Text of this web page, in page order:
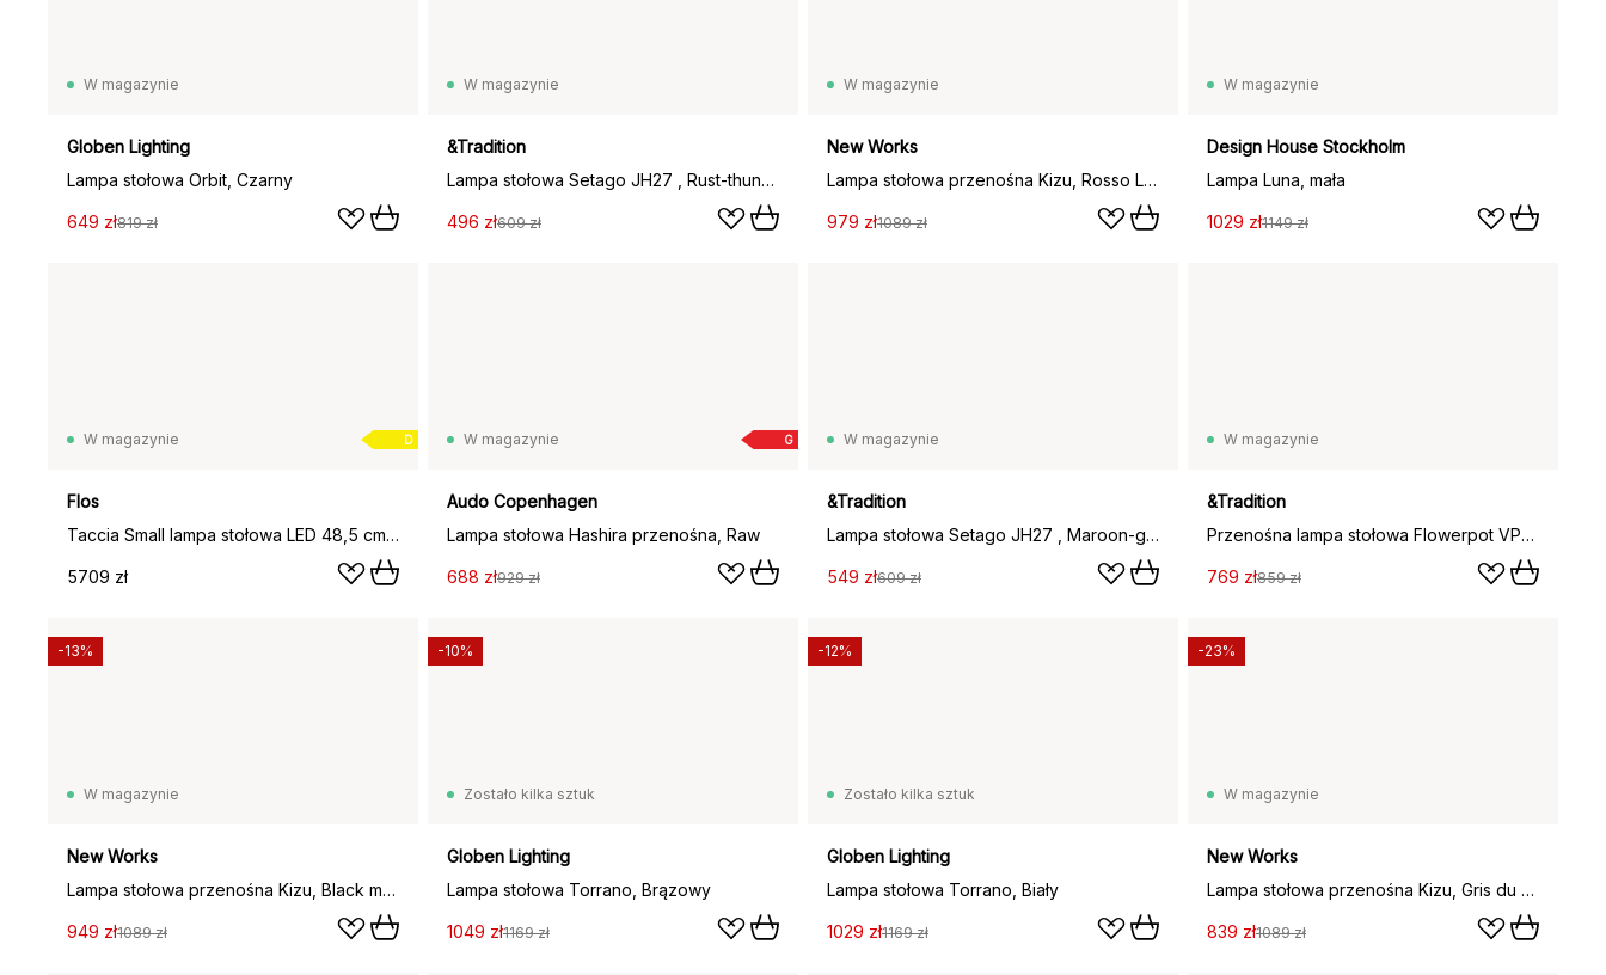
W magazynie
Globen Lighting
Lampa stołowa Orbit, Czarny
649 zł819 zł
W magazynie
&Tradition
Lampa stołowa Setago JH27 , Rust-thunder (ciemna pomarańcz)
496 zł609 zł
W magazynie
New Works
Lampa stołowa przenośna Kizu, Rosso Levanto
979 zł1089 zł
W magazynie
Design House Stockholm
Lampa Luna, mała
1029 zł1149 zł
D
W magazynie
Flos
Taccia Small lampa stołowa LED 48,5 cm, Brązowy, szklana kopuła
5709 zł
G
W magazynie
Audo Copenhagen
Lampa stołowa Hashira przenośna, Raw
688 zł929 zł
W magazynie
&Tradition
Lampa stołowa Setago JH27 , Maroon-grape (czerwona)
549 zł609 zł
W magazynie
&Tradition
Przenośna lampa stołowa Flowerpot VP9, Szaro-beżowa
769 zł859 zł
W magazynie
New Works
Lampa stołowa przenośna Kizu, Black marble
949 zł1089 zł
-13%
Zostało kilka sztuk
Globen Lighting
Lampa stołowa Torrano, Brązowy
1049 zł1169 zł
-10%
Zostało kilka sztuk
Globen Lighting
Lampa stołowa Torrano, Biały
1029 zł1169 zł
-12%
W magazynie
New Works
Lampa stołowa przenośna Kizu, Gris du marais
839 zł1089 zł
-23%